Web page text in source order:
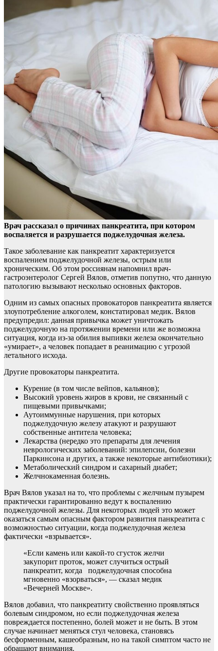
Врач рассказал о причинах панкреатита, при котором
воспаляется и разрушается поджелудочная железа.
Такое заболевание как панкреатит характеризуется
воспалением поджелудочной железы, острым или
хроническим. Об этом россиянам напомнил врач-
гастроэнтеролог Сергей Вялов, отметив попутно, что данную
патологию вызывают несколько основных факторов.
Одним из самых опасных провокаторов панкреатита является
злоупотребление алкоголем, констатировал медик. Вялов
предупредил: данная привычка может уничтожать
поджелудочную на протяжении времени или же возможна
ситуация, когда из-за обилия выпивки железа окончательно
«умирает», а человек попадает в реанимацию с угрозой
летального исхода.
Другие провокаторы панкреатита.
Курение (в том числе вейпов, кальянов);
Высокий уровень жиров в крови, не связанный с
пищевыми привычками;
Аутоиммунные нарушения, при которых
поджелудочную железу атакуют и разрушают
собственные антитела человека;
Лекарства (нередко это препараты для лечения
неврологических заболеваний: эпилепсии, болезни
Паркинсона и других, а также некоторые антибиотики);
Метаболический синдром и сахарный диабет;
Желчнокаменная болезнь.
Врач Вялов указал на то, что проблемы с желчным пузырем
практически гарантированно ведут к воспалению
поджелудочной железы. Для некоторых людей это может
оказаться самым опасным фактором развития панкреатита с
возможностью ситуации, когда поджелудочная железа
фактически «взрывается».
«Если камень или какой-то сгусток желчи
закупорит проток, может случиться острый
панкреатит, когда поджелудочная способна
мгновенно «взорваться», — сказал медик
«Вечерней Москве».
Вялов добавил, что панкреатиту свойственно проявляться
болевым синдромом, но если поджелудочная железа
повреждается постепенно, болей может и не быть. В этом
случае начинает меняться стул человека, становясь
бесформенным, кашеобразным, но на такой симптом часто не
обращают внимания.